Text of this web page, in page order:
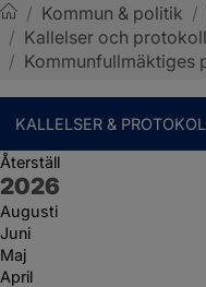
Sotenäs kommun
/ Kommun & politik /
/ Kallelser och protokoll
/ Kommunfullmäktiges
KALLELSER &
Återställ
År:
2026
Augusti
Juni
Maj
April